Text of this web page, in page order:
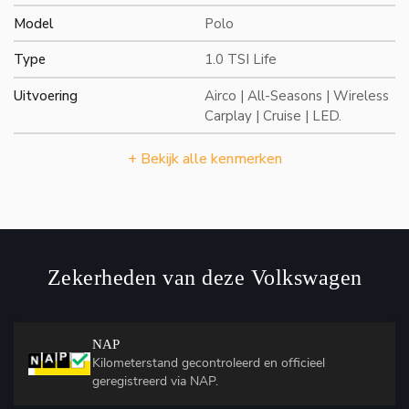
Model
Polo
Type
1.0 TSI Life
Uitvoering
Airco | All-Seasons | Wireless
Carplay | Cruise | LED.
+ Bekijk alle kenmerken
Zekerheden van deze Volkswagen
NAP
Kilometerstand gecontroleerd en officieel
geregistreerd via NAP.